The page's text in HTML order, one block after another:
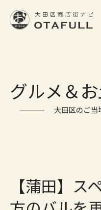
グルメ＆
大田区のご当
【蒲田】ス